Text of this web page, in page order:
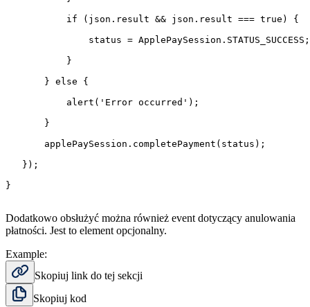
           if (json.result && json.result === true) {
               status = ApplePaySession.STATUS_SUCCESS;
           }
       } else {
           alert('Error occurred');
       }
       applePaySession.completePayment(status);
   });
}
Dodatkowo obsłużyć można również event dotyczący anulowania
płatności. Jest to element opcjonalny.
Example:
Skopiuj link do tej sekcji
Skopiuj kod